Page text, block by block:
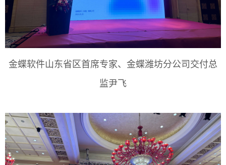
金蝶软件山东省区首席专家、金蝶潍坊分公司交付总
监尹飞